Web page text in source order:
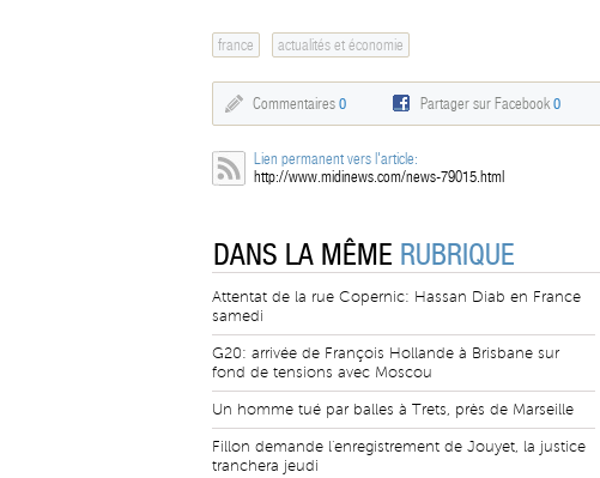
france actualités et économie
Commentaires 0 Partager sur Facebook0
Lien permanent vers l'article:
http://www.midinews.com/news-79015.html
DANS LA MÊME RUBRIQUE
Attentat de la rue Copernic: Hassan Diab en France
samedi
G20: arrivée de François Hollande à Brisbane sur
fond de tensions avec Moscou
Un homme tué par balles à Trets, près de Marseille
Fillon demande l'enregistrement de Jouyet, la justice
tranchera jeudi